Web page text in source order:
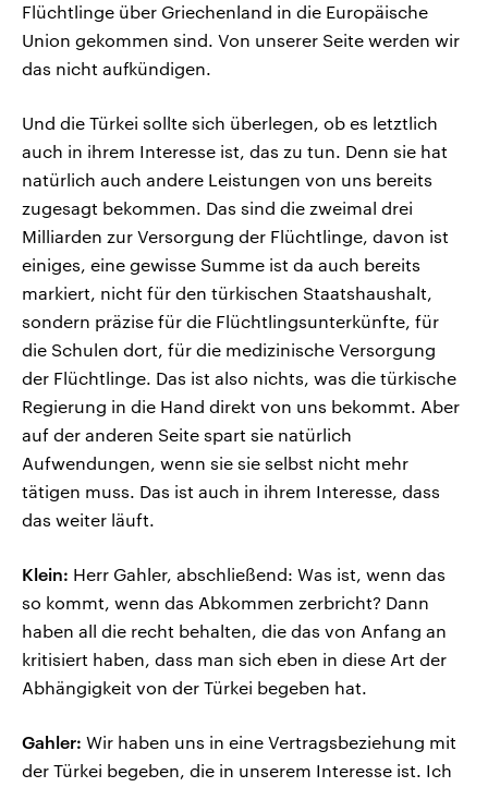
Flüchtlinge über Griechenland in die Europäische
Union gekommen sind. Von unserer Seite werden wir
das nicht aufkündigen.
Und die Türkei sollte sich überlegen, ob es letztlich
auch in ihrem Interesse ist, das zu tun. Denn sie hat
natürlich auch andere Leistungen von uns bereits
zugesagt bekommen. Das sind die zweimal drei
Milliarden zur Versorgung der Flüchtlinge, davon ist
einiges, eine gewisse Summe ist da auch bereits
markiert, nicht für den türkischen Staatshaushalt,
sondern präzise für die Flüchtlingsunterkünfte, für
die Schulen dort, für die medizinische Versorgung
der Flüchtlinge. Das ist also nichts, was die türkische
Regierung in die Hand direkt von uns bekommt. Aber
auf der anderen Seite spart sie natürlich
Aufwendungen, wenn sie sie selbst nicht mehr
tätigen muss. Das ist auch in ihrem Interesse, dass
das weiter läuft.
Klein: Herr Gahler, abschließend: Was ist, wenn das
so kommt, wenn das Abkommen zerbricht? Dann
haben all die recht behalten, die das von Anfang an
kritisiert haben, dass man sich eben in diese Art der
Abhängigkeit von der Türkei begeben hat.
Gahler: Wir haben uns in eine Vertragsbeziehung mit
der Türkei begeben, die in unserem Interesse ist. Ich